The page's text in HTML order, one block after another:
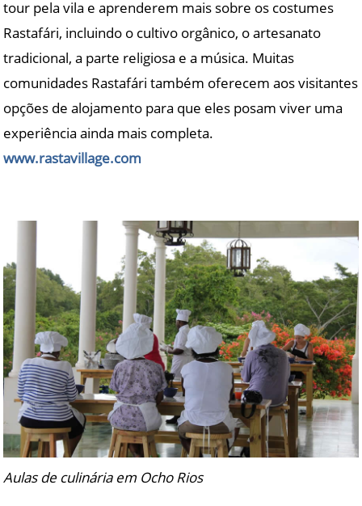
tour pela vila e aprenderem mais sobre os costumes
Rastafári, incluindo o cultivo orgânico, o artesanato
tradicional, a parte religiosa e a música. Muitas
comunidades Rastafári também oferecem aos visitantes
opções de alojamento para que eles posam viver uma
experiência ainda mais completa.
www.rastavillage.com
Aulas de culinária em Ocho Rios